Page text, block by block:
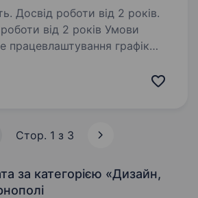
Досвід роботи від 2 років.
від 2 років Умови
Обов’язки:
Стор. 1 з 3
за категорією «Дизайн,